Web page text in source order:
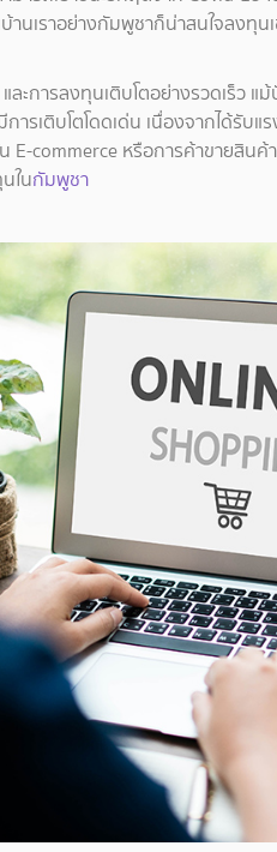
านเราอย่างกัมพูชาก็น่าสนใจลงทุน
ละการลงทุนเติบโตอย่างรวดเร็ว
ารเติบโตโดดเด่น เนื่องจากได้รับ
E-commerce หรือการค้าขายสิน
ในกัมพูชา